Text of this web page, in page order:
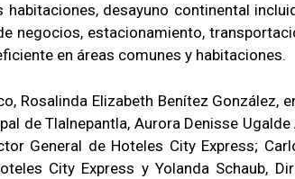
desayuno continental
negocios, estacionamiento,
en áreas comunes y habitaciones.
Rosalinda Elizabeth Benítez González,
de Tlalnepantla, Aurora Denisse Ugalde
General de Hoteles City Express;
City Express y Yolanda Schaub,